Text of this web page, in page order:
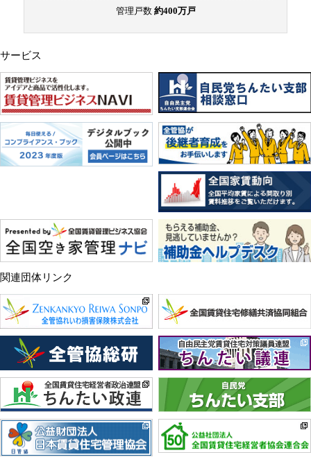
管理戸数 約400万戸
サービス
関連団体リンク